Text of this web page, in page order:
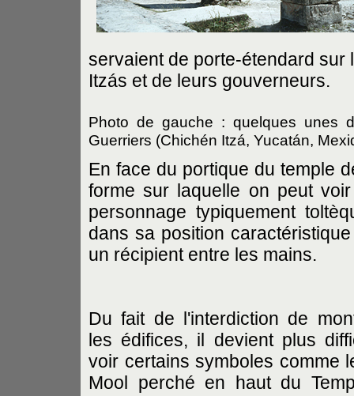
servaient de porte-étendard
Itzás et de leurs gouverneurs.
Photo de gauche : quelques unes
Guerriers (Chichén Itzá, Yucatán,
En face du portique du temple
forme sur laquelle on peut
personnage typiquement
dans sa position
un récipient entre les mains.
Du fait de l'interdiction de
les édifices, il devient plus
voir certains symboles comme
Mool perché en haut du